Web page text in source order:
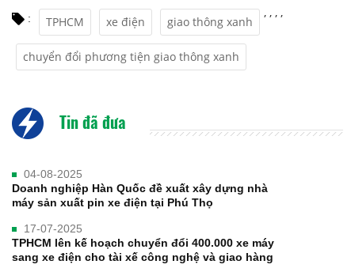
: TPHCM
,
xe điện
,
giao thông xanh
,
chuyển đổi phương tiện giao thông xanh
,
Tin đã đưa
04-08-2025
Doanh nghiệp Hàn Quốc đề xuất xây dựng nhà
máy sản xuất pin xe điện tại Phú Thọ
17-07-2025
TPHCM lên kế hoạch chuyển đổi 400.000 xe máy
sang xe điện cho tài xế công nghệ và giao hàng